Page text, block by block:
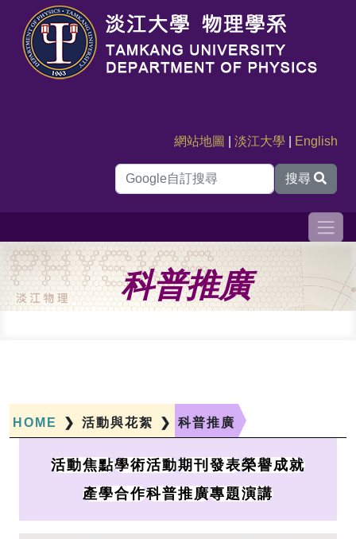
網站地圖 |淡江大學 English
搜尋
科普推廣
HOME ❯ 活動與花絮 ❯ 科普推廣
活動焦點學術活動期刊發表榮譽成就
產學合作科普推廣專題演講